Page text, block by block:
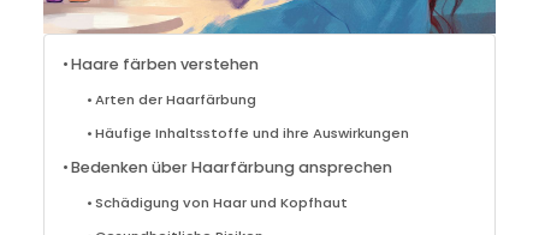
Haare färben verstehen
Arten der Haarfärbung
Häufige Inhaltsstoffe und ihre Auswirkungen
Bedenken über Haarfärbung ansprechen
Schädigung von Haar und Kopfhaut